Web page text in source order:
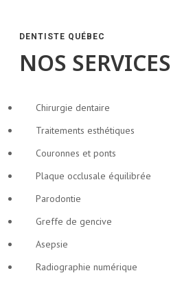
DENTISTE QUÉBEC
NOS SERVICES
Chirurgie dentaire
Traitements esthétiques
Couronnes et ponts
Plaque occlusale équilibrée
Parodontie
Greffe de gencive
Asepsie
Radiographie numérique